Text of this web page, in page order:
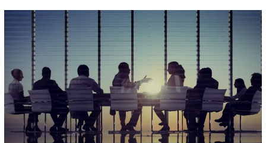
Manejo de crisis y riesgos
Asesoramos a nuestros clientes para prevenir y…